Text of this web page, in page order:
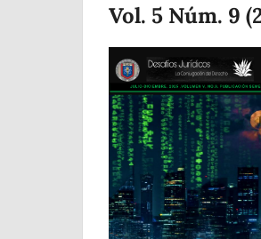
Vol. 5 Núm. 9